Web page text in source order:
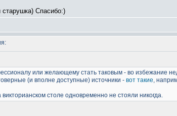
старушка) Спасибо:)
или желающему стать таковым - во избежание
(и вполне доступные) источники - вот такие,
столе одновременно не стояли никогда.